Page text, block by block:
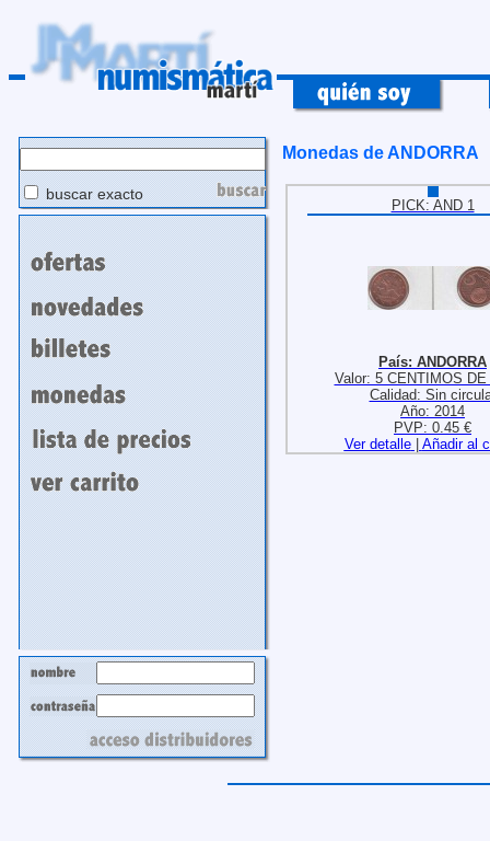
buscar exacto
Monedas de ANDORRA
PICK: AND 1
País: ANDORRA
Valor: 5 CENTIMOS DE
Calidad: Sin
Año: 2014
PVP: 0.45 €
Ver detalle| Añadir al